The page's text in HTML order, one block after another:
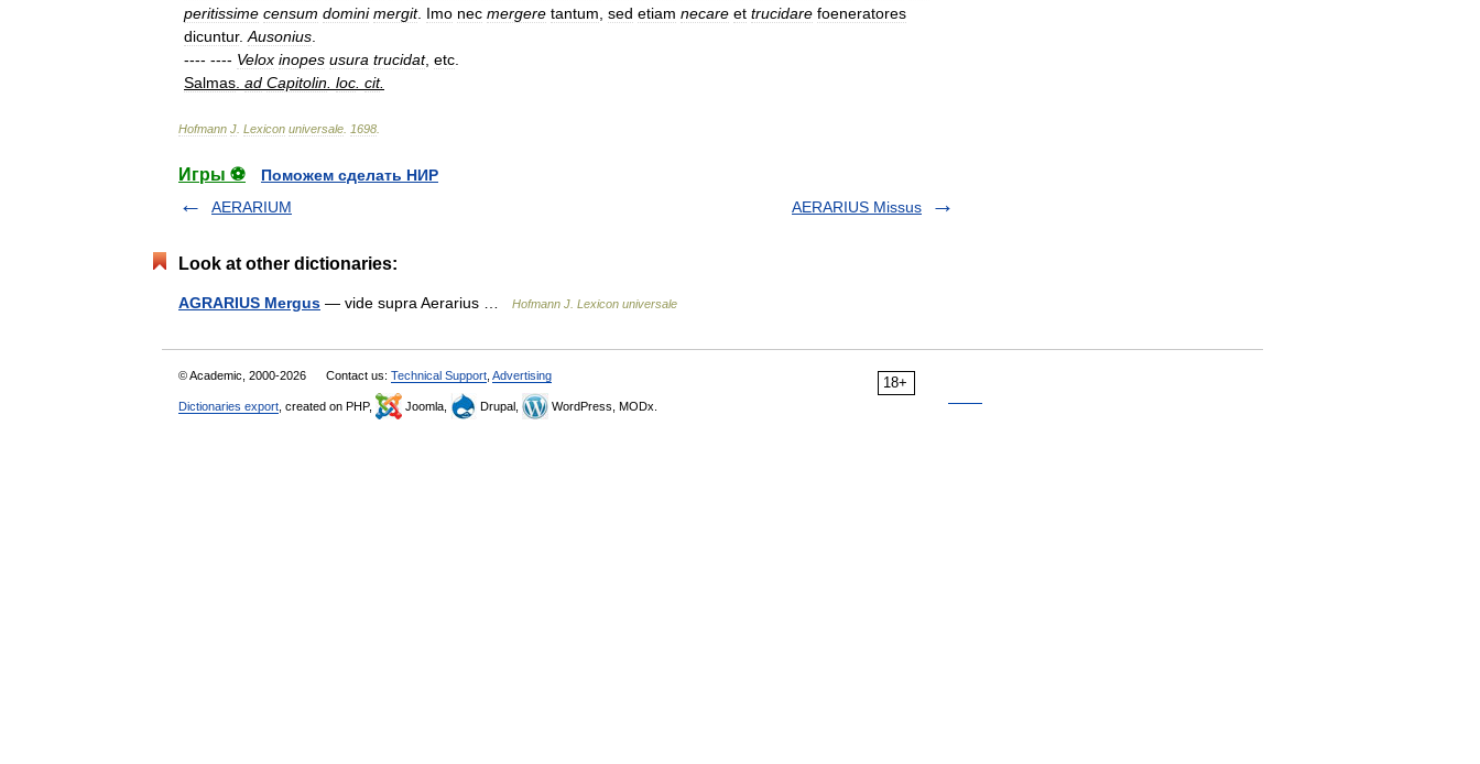
peritissime censum domini mergit. Imo nec mergere tantum sed etiam necare et trucidare foeneratores
dicuntur. Ausonius
---- ---- Velox inopes usura trucidat, etc
Salmas ad Capitolin loc cit.
Hofmann J Lexicon universale 1698
Игры ⚽
Поможем сделать НИР
AERARIUM
AERARIUS Missus
Look at other dictionaries:
AGRARIUS Mergus — vide supra Aerarius … Hofmann J. Lexicon universale
18+
© Academic, 2000-2026 Contact us: Technical Support Advertising
Dictionaries export , created on PHP, Joomla, Drupal, WordPress, MODx.